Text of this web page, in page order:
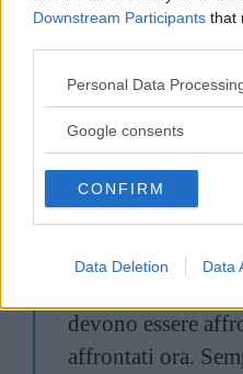
Downstream Participants that
Please note that this
not limited to your visit or
use your data for below
consent section.
Personal Data
Google consents
CONFIRM
Data Deletion Data
essere umano. Si
profondità del
volano in alto nel
E ci stanno
danneggiando e
della vita: le
devono essere
affrontati ora.